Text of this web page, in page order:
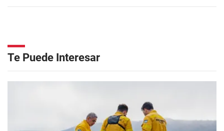
Te Puede Interesar